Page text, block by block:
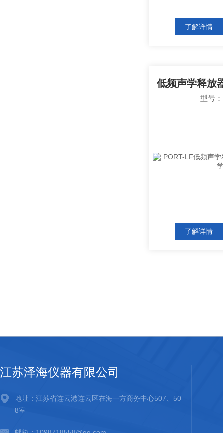
了解详情
型号
了解详情
江苏泽海仪器有限公司
地址：江苏省连云港连云区在海一方商务中心507、50
8室